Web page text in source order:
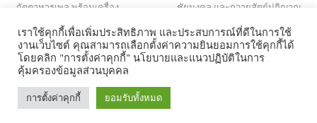
ภัตตาหารเพล พร้อมเครื่อง
ไทยธรรมแด่พระภิกษุ เพื่อถวาย
เป็นพระราชกุศลแด่สมเด็จ
พระเจ้าอยู่หัว
ชัยมงคล และถวายสัตย์ปฏิญาณ
แผ่นดิน ประจำปี พ.ศ.2561 เนื่องใน
วันเฉลิมพระชนมพรรษาสมเด็จ
Copyright @กองกำกับและอนุรักษ์พลังงาน
เราใช้คุกกี้เพื่อเพิ่มประสิทธิภาพ และประสบการณ์ที่ดีในการใช้
งานเว็บไซต์ คุณสามารถเลือกตั้งค่าความยินยอมการใช้คุกกี้ได้
โดยคลิก "การตั้งค่าคุกกี้" นโยบายและแนวปฏิบัติในการ
คุ้มครองข้อมูลส่วนบุคคล
การตั้งค่าคุกกี้ ยอมรับทั้งหมด